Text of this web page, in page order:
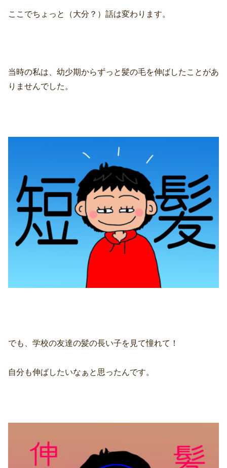
ここでちょっと（大分？）話は変わります。
当時の私は、幼少期からずっと髪の毛を伸ばしたことがあ
りませんでした。
でも、学校の友達の髪の長い子を見て憧れて！
自分も伸ばしたいなぁと思ったんです。